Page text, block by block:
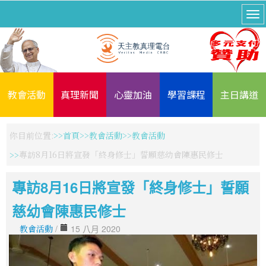
教會活動 真理新聞 心靈加油 學習課程 主日講道
你目前位置: 首頁 教會活動
教會活動
專訪8月16日將宣發「終身修士」誓願慈幼會陳惠民修士
專訪8月16日將宣發「終身修士」誓願
慈幼會陳惠民修士
教會活動 / 15 八月 2020